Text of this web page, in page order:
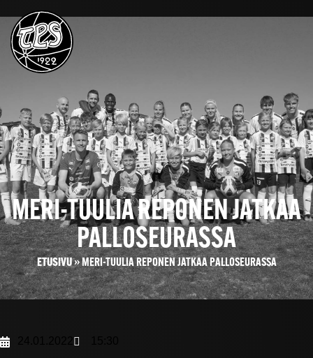
MERI-TUULIA REPONEN JATKAA
PALLOSEURASSA
ETUSIVU»MERI-TUULIA REPONEN JATKAA PALLOSEURASSA